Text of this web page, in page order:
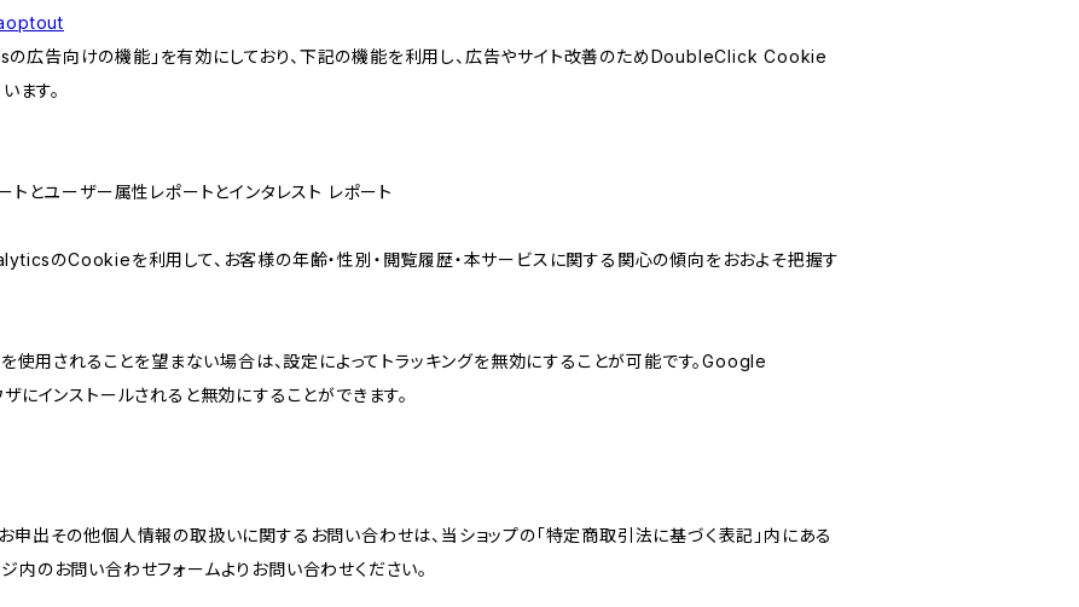
の広告向けの機能」を有効にしており、下記の機能を利用し、広告やサイト改善のためDoubleClick Cookie
ます。
ユーザー属性レポートとインタレスト レポート
のCookieを利用して、お客様の年齢・性別・閲覧履歴・本サービスに関する関心の傾向をおおよそ把握す
用されることを望まない場合は、設定によってトラッキングを無効にすることが可能です。Google
にインストールされると無効にすることができます。
申出その他個人情報の取扱いに関するお問い合わせは、当ショップの「特定商取引法に基づく表記」内にある
内のお問い合わせフォームよりお問い合わせください。